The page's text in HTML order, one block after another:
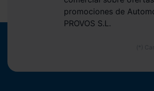
promociones de
PROVOS S.L.